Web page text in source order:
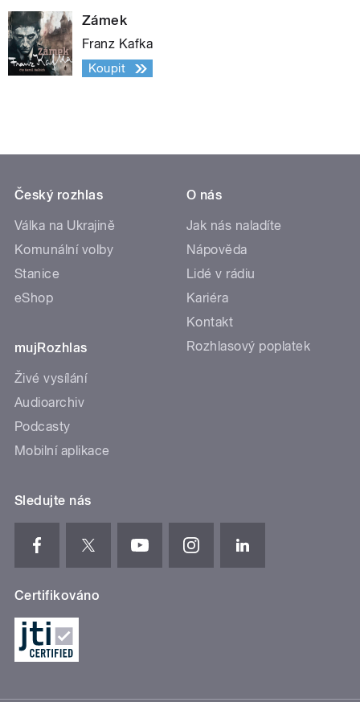
Zámek
Franz Kafka
Koupit
Český rozhlas
Válka na Ukrajině
Komunální volby
Stanice
eShop
mujRozhlas
Živé vysílání
Audioarchiv
Podcasty
Mobilní aplikace
O nás
Jak nás naladíte
Nápověda
Lidé v rádiu
Kariéra
Kontakt
Rozhlasový poplatek
Sledujte nás
Certifikováno